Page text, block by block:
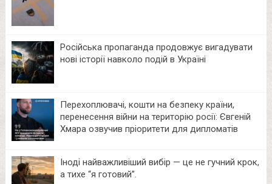
Російська пропаганда продовжує вигадувати
нові історії навколо подій в Україні
Перехоплювачі, кошти на безпеку країни,
перенесення війни на територію росії: Євгеній
Хмара озвучив пріоритети для дипломатів
Іноді найважливіший вибір — це не гучний крок,
а тихе “я готовий”.